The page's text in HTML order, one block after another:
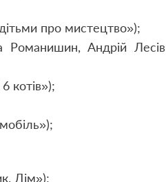
про мистецтво»);
Романишин, Андрій Лесів
котів»);
Дім»);